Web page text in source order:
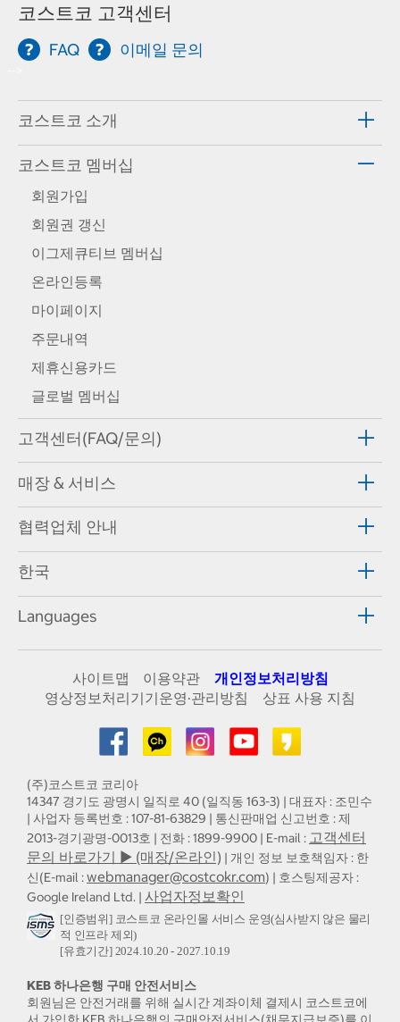
코스트코 고객센터
FAQ 이메일 문의
코스트코 소개
코스트코 멤버십
회원가입
회원권 갱신
이그제큐티브 멤버십
온라인등록
마이페이지
주문내역
제휴신용카드
글로벌 멤버십
고객센터(FAQ/문의)
매장 & 서비스
협력업체 안내
한국
Languages
사이트맵 이용약관
개인정보처리방침
영상정보처리기기운영·관리방침
상표 사용 지침
(주)코스트코 코리아
14347 경기도 광명시 일직로 40 (일직동 163-3) | 대표자 : 조민수
| 사업자 등록번호 : 107-81-63829 | 통신판매업 신고번호 : 제
2013-경기광명-0013호 | 전화 : 1899-9900 | E-mail : 고객센터
문의 바로가기 ▶ (매장/온라인) | 개인 정보 보호책임자 : 한
신(E-mail :webmanager@costcokr.com) | 호스팅제공자 :
Google Ireland Ltd. | 사업자정보확인
[인증범위] 코스트코 온라인몰 서비스 운영(심사받지 않은 물리
적 인프라 제외)
[유효기간] 2024.10.20 - 2027.10.19
KEB 하나은행 구매 안전서비스
회원님은 안전거래를 위해 실시간 계좌이체 결제시 코스트코에